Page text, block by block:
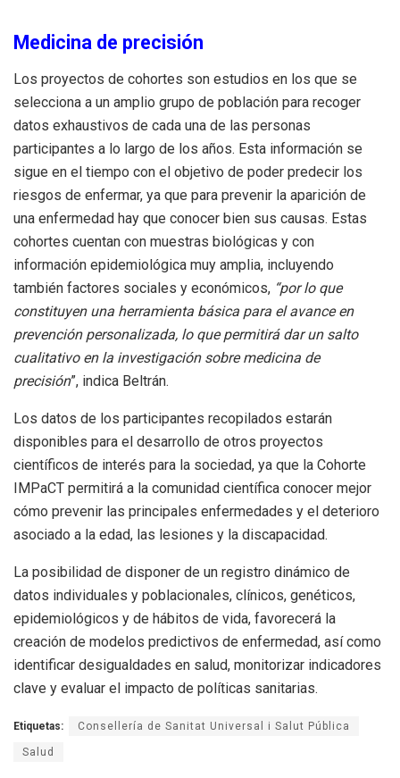
Medicina de precisión
Los proyectos de cohortes son estudios en los que se
selecciona a un amplio grupo de población para recoger
datos exhaustivos de cada una de las personas
participantes a lo largo de los años. Esta información se
sigue en el tiempo con el objetivo de poder predecir los
riesgos de enfermar, ya que para prevenir la aparición de
una enfermedad hay que conocer bien sus causas. Estas
cohortes cuentan con muestras biológicas y con
información epidemiológica muy amplia, incluyendo
también factores sociales y económicos, “por lo que
constituyen una herramienta básica para el avance en
prevención personalizada, lo que permitirá dar un salto
cualitativo en la investigación sobre medicina de
precisión”, indica Beltrán.
Los datos de los participantes recopilados estarán
disponibles para el desarrollo de otros proyectos
científicos de interés para la sociedad, ya que la Cohorte
IMPaCT permitirá a la comunidad científica conocer mejor
cómo prevenir las principales enfermedades y el deterioro
asociado a la edad, las lesiones y la discapacidad.
La posibilidad de disponer de un registro dinámico de
datos individuales y poblacionales, clínicos, genéticos,
epidemiológicos y de hábitos de vida, favorecerá la
creación de modelos predictivos de enfermedad, así como
identificar desigualdades en salud, monitorizar indicadores
clave y evaluar el impacto de políticas sanitarias.
Etiquetas: Consellería de Sanitat Universal i Salut Pública
Salud